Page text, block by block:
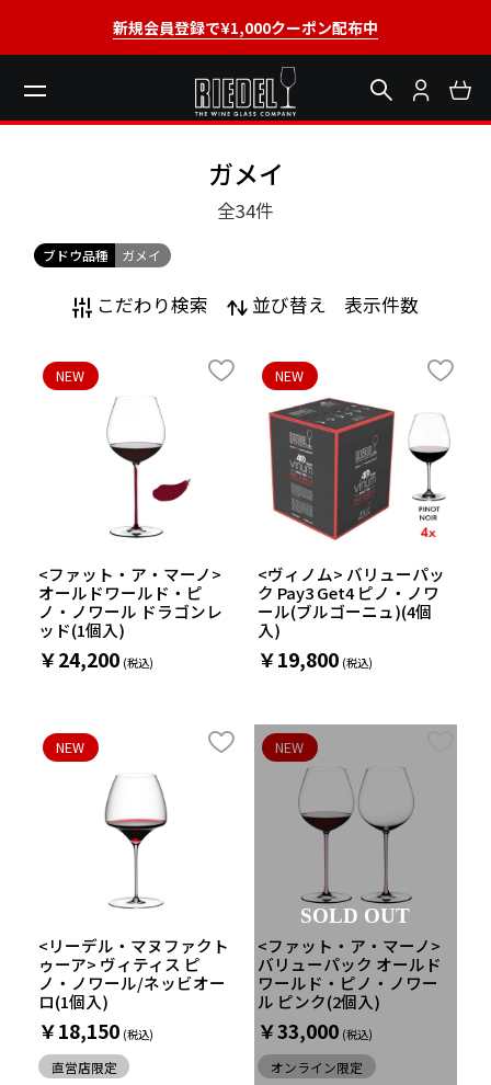
新規会員登録で¥1,000クーポン配布中
ガメイ
全34件
ブドウ品種 ガメイ
こだわり検索 並び替え 表示件数
<ファット・ア・マーノ>
オールドワールド・ピ
ノ・ノワール ドラゴンレ
ッド(1個入)
￥24,200
NEW
<ヴィノム> バリューパッ
ク Pay3 Get4 ピノ・ノワ
ール(ブルゴーニュ)(4個
入)
￥19,800
NEW
<リーデル・マヌファクト
ゥーア> ヴィティス ピ
ノ・ノワール/ネッビオー
ロ(1個入)
￥18,150
NEW
直営店限定
<ファット・ア・マーノ>
バリューパック オールド
ワールド・ピノ・ノワー
ル ピンク(2個入)
￥33,000
NEW
オンライン限定
SOLD OUT